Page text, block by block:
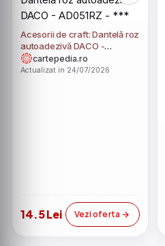
Acesorii de craft: Dantelă roz
autoadezivă DACO -
AD051RZ - ***
cartepedia.ro
Actualizat in 24/07/2026
14.5 Lei Vezi oferta